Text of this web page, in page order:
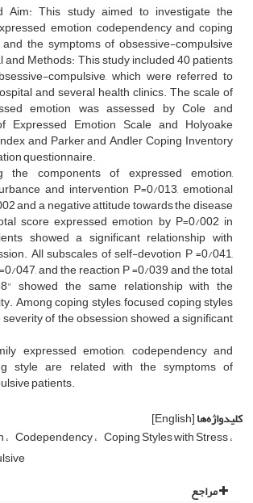
Aim: This study aimed to investigate the
emotion, codependency and coping
the symptoms of obsessive-compulsive
and Methods: This study included 40 patients
compulsive, which were referred to
and several health clinics. The scale of
emotion was assessed by Cole and
Expressed Emotion Scale and Holyoake
and Parker and Andler Coping Inventory
questionnaire.
the components of expressed emotion,
and intervention P=0/013, emotional
and a negative attitude towards the disease
score expressed emotion by P=0/002 in
showed a significant relationship with
All subscales of self-devotion P =0/041,
047, and the reaction P =0/039 and the total
showed the same relationship with the
Among coping styles, focused coping styles
of the obsession showed a significant
expressed emotion, codependency and
style are related with the symptoms of
patients.
کلیدواژه‌ها[English]
Codependency Coping Styles with Stress
مراجع